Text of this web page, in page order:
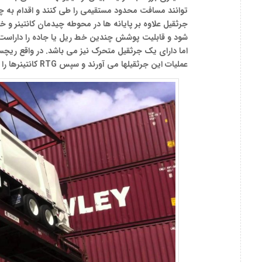
توانند مسافت محدود مستقیمی را طی کنند و اقدام به
جرثقیل علاوه بر پایانه ها در محوطه چیدمان کانتینر
اما دارای یک جرثقیل متحرک نیز می باشد. در واقع
عملیات این جرثقیلها می آورند و سپس RTG کانتینرها را متناسب با اصول چیدمان در محل مورد نظر قرار می دهد.